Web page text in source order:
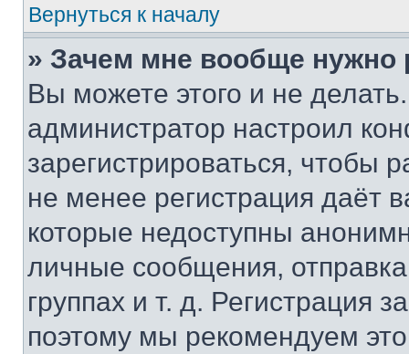
Вернуться к началу
» Зачем мне вообще нужно
Вы можете этого и не
администратор настроил
зарегистрироваться, чтобы
не менее регистрация даёт
которые недоступны
личные сообщения,
группах и т. д. Регистрация
поэтому мы рекомендуем